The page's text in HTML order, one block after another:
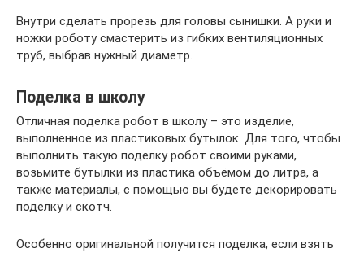
Внутри сделать прорезь для головы сынишки. А руки и
ножки роботу смастерить из гибких вентиляционных
труб, выбрав нужный диаметр.
Поделка в школу
Отличная поделка робот в школу – это изделие,
выполненное из пластиковых бутылок. Для того, чтобы
выполнить такую поделку робот своими руками,
возьмите бутылки из пластика объёмом до литра, а
также материалы, с помощью вы будете декорировать
поделку и скотч.
Особенно оригинальной получится поделка, если взять